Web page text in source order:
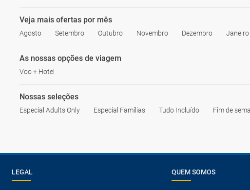
Veja mais ofertas por mês
Agosto Setembro Outubro Novembro Dezembro Janeiro
As nossas opções de viagem
Voo + Hotel
Nossas seleções
Especial Adults Only Especial Famílias Tudo Incluído Fim de
LEGAL QUEM SOMOS